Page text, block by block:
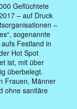
Geflüchtete
– auf Druck
–
sogenannte
Festland in
Hot Spot
ist, mit über
überbelegt.
Frauen, Männer
ohne sanitäre